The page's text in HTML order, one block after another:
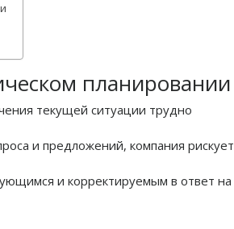
планировании
текущей ситуации трудно
и предложений, компания рискует
и корректируемым в ответ на